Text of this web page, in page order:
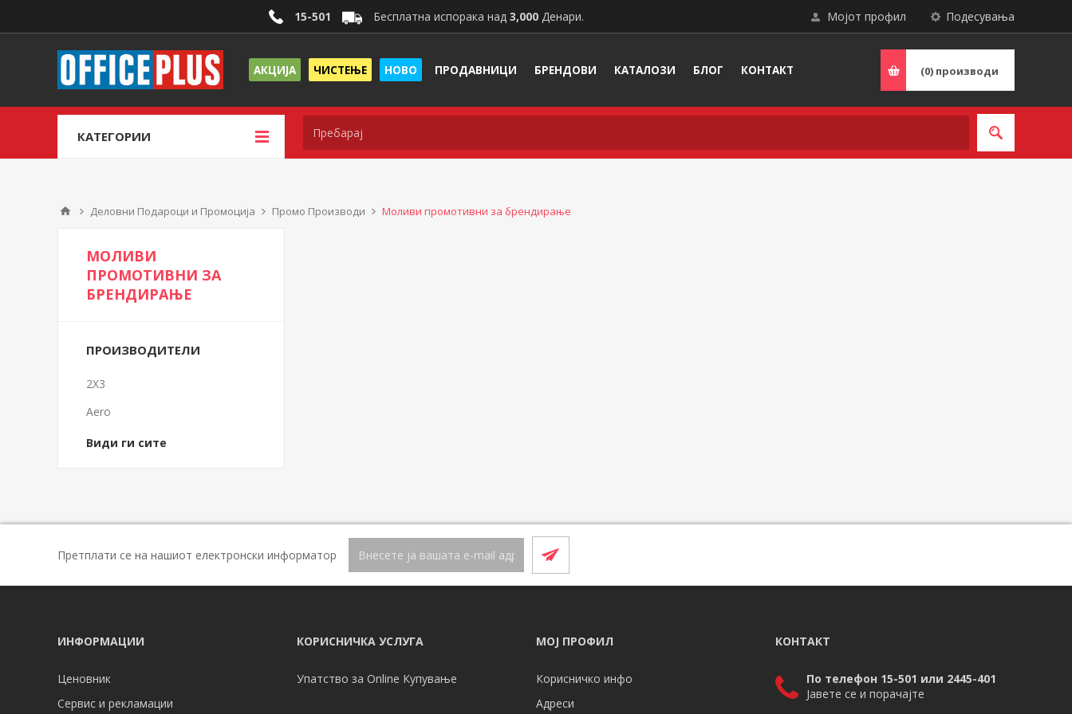
Подесувања
Мојот профил
15-501 Бесплатна испорака над 3,000 Денари.
АКЦИЈА ЧИСТЕЊЕ НОВО ПРОДАВНИЦИ БРЕНДОВИ КАТАЛОЗИ БЛОГ КОНТАКТ (0) производи
КАТЕГОРИИ
Деловни Подароци и Промоција Промо Производи Моливи промотивни за брендирање
МОЛИВИ
ПРОМОТИВНИ ЗА
БРЕНДИРАЊЕ
ПРОИЗВОДИТЕЛИ
2X3
Aero
Види ги сите
Претплати се на нашиот електронски информатор
ИНФОРМАЦИИ
Ценовник
Сервис и рекламации
КОРИСНИЧКА УСЛУГА
Упатство за Online Купување
МОЈ ПРОФИЛ
Корисничко инфо
Адреси
КОНТАКТ
По телефон 15-501 или 2445-401
Јавете се и порачајте